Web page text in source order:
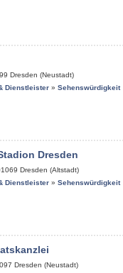
Dresden (Neustadt)
Dienstleister » Sehenswürdigkeit
Dresden
Dresden (Altstadt)
Dienstleister » Sehenswürdigkeit
Dresden (Neustadt)